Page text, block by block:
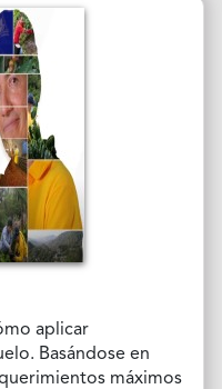
aplicar
Basándose en
máximos